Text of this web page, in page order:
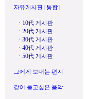
자유게시판 [통합]
ㆍ 10代 게시판
ㆍ 20代 게시판
ㆍ 30代 게시판
ㆍ 40代 게시판
ㆍ 50代 게시판
그에게 보내는 편지
같이 듣고싶은 음악